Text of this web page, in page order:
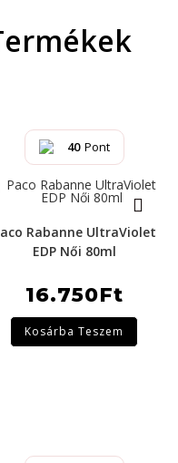
40 Pont
Rabanne UltraViolet
EDP Női 80ml
16.750Ft
Kosárba Teszem